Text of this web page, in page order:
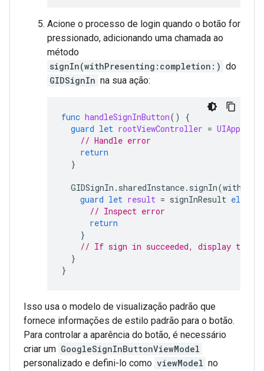
Acione o processo de login quando o botão for
pressionado, adicionando uma chamada ao
método
signIn(withPresenting:completion:) do
GIDSignIn na sua ação:
func handleSignInButton()
{
guard let rootViewController =
// Handle error
return
}
GIDSignIn . sharedInstance. signIn(
guard let result = signInResult else
// Inspect error
return
}
// If sign in succeeded, display the
}
}
Isso usa o modelo de visualização padrão que
fornece informações de estilo padrão para o botão.
Para controlar a aparência do botão, é necessário
criar um GoogleSignInButtonViewModel
personalizado e defini-lo como viewModel no